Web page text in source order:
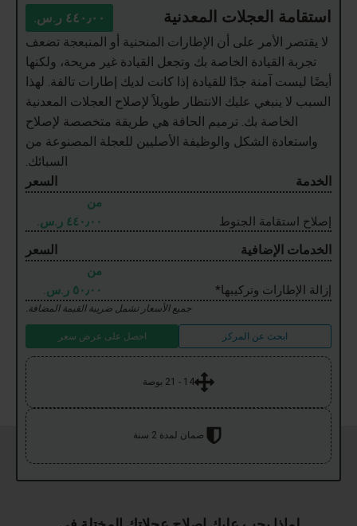
استقامة العجلات المعدنية
٤٤٠٫٠٠ ر.س.‏
لا يقتصر الأمر على أن الإطارات المنحنية أو المنبعجة تضعف
تجربة القيادة الخاصة بك وتجعل القيادة غير مريحة، ولكنها
أيضًا ليست آمنة جدًا للقيادة إذا كانت لديك إطارات تالفة. لهذا
السبب لا ينبغي عليك الانتظار طويلاً لإصلاح العجلات المعدنية
الخاصة بك. ترميم الحافة هي طريقة متخصصة لإصلاح
واستعادة الشكل والوظيفة الأصليين للعجلة المصنوعة من
السبائك.
الخدمة
السعر
إصلاح استقامة الجنوط
من
٤٤٠٫٠٠ ر.س.‏
الخدمات الإضافية السعر
إزالة الإطارات وتركيبها*
من
٥٠٫٠٠ ر.س.‏
جميع الأسعار تشمل ضريبة القيمة المضافة.
ابحث عن المركز احصل على عرض سعر
14 - 21 بوصة
ضمان لمدة 2 سنة